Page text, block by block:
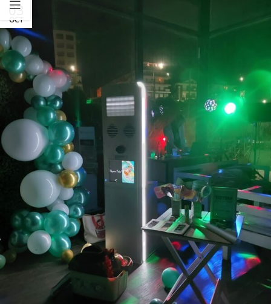
03
OCT